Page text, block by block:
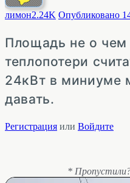
лимон2.24K Опубликовано
Площадь не о чем
теплопотери
24кВт в миниуме
давать.
Регистрация или Войдите
*